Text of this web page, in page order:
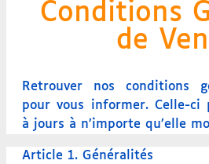
Conditions
de
Retrouver nos conditions
pour vous informer. Celle-ci
à jours à n’importe qu’elle
Article 1. Généralités